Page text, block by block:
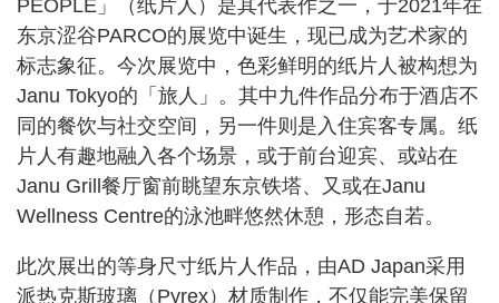
PEOPLE」（纸片人）是其代表作之一，于2021年在
东京涩谷PARCO的展览中诞生，现已成为艺术家的
标志象征。今次展览中，色彩鲜明的纸片人被构想为
Janu Tokyo的「旅人」。其中九件作品分布于酒店不
同的餐饮与社交空间，另一件则是入住宾客专属。纸
片人有趣地融入各个场景，或于前台迎宾、或站在
Janu Grill餐厅窗前眺望东京铁塔、又或在Janu
Wellness Centre的泳池畔悠然休憩，形态自若。
此次展出的等身尺寸纸片人作品，由AD Japan采用
派热克斯玻璃（Pyrex）材质制作，不仅能完美保留